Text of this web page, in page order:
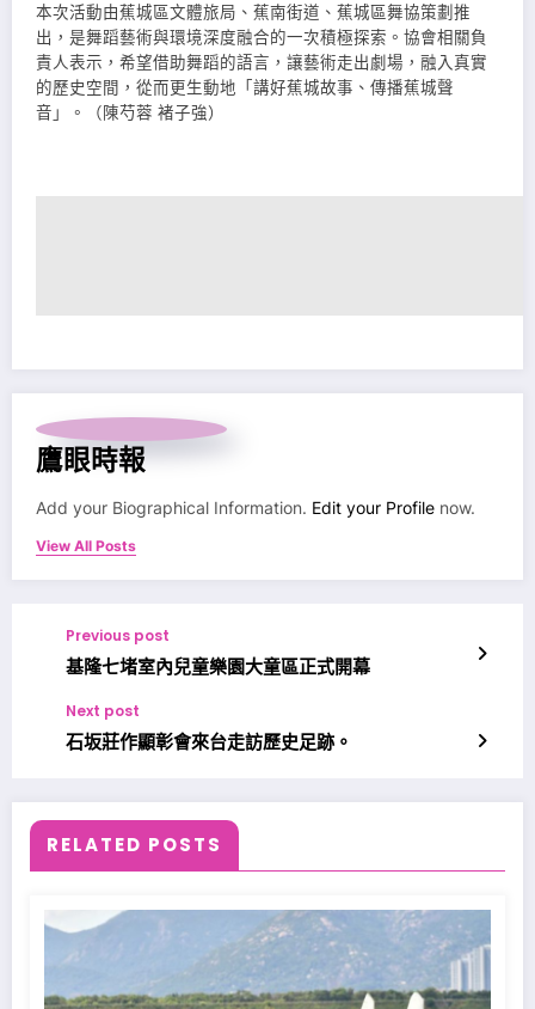
本次活動由蕉城區文體旅局、蕉南街道、蕉城區舞協策劃推
出，是舞蹈藝術與環境深度融合的一次積極探索。協會相關負
責人表示，希望借助舞蹈的語言，讓藝術走出劇場，融入真實
的歷史空間，從而更生動地「講好蕉城故事、傳播蕉城聲
音」。（陳芍蓉 褚子強）
鷹眼時報
Add your Biographical Information. Edit your Profile now.
View All Posts
Previous post
基隆七堵室內兒童樂園大童區正式開幕
Next post
石坂莊作顯彰會來台走訪歷史足跡。
RELATED POSTS